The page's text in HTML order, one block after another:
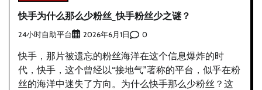
快手为什么那么少粉丝_快手粉丝少之谜？
24小时自助平台 2026年6月1日 0
快手，那片被遗忘的粉丝海洋在这个信息爆炸的时
代，快手，这个曾经以“接地气”著称的平台，似乎在粉
丝的海洋中迷失了方向。为什么快手那么少粉丝？这